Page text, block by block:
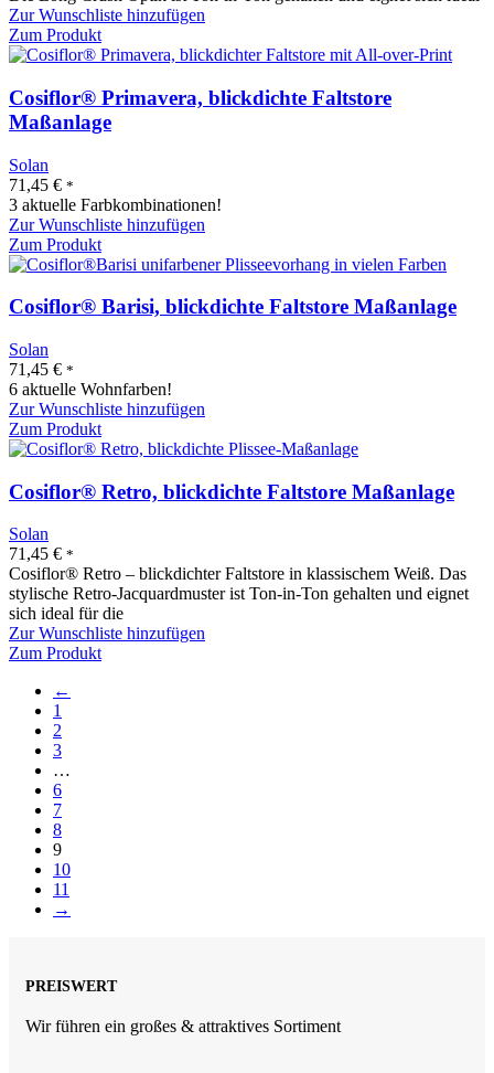
Zur Wunschliste hinzufügen
Zum Produkt
Cosiflor® Primavera, blickdichte Faltstore
Maßanlage
Solan
71,45 € *
3 aktuelle Farbkombinationen!
Zur Wunschliste hinzufügen
Zum Produkt
Cosiflor® Barisi, blickdichte Faltstore Maßanlage
Solan
71,45 € *
6 aktuelle Wohnfarben!
Zur Wunschliste hinzufügen
Zum Produkt
Cosiflor® Retro, blickdichte Faltstore Maßanlage
Solan
71,45 € *
Cosiflor® Retro – blickdichter Faltstore in klassischem Weiß. Das
stylische Retro-Jacquardmuster ist Ton-in-Ton gehalten und eignet
sich ideal für die
Zur Wunschliste hinzufügen
Zum Produkt
←
1
2
3
…
6
7
8
9
10
11
→
PREISWERT
Wir führen ein großes & attraktives Sortiment